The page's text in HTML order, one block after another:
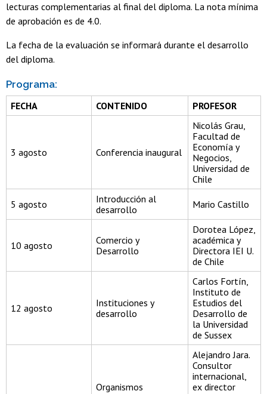
lecturas complementarias al final del diploma. La nota mínima
de aprobación es de 4.0.
La fecha de la evaluación se informará durante el desarrollo
del diploma.
Programa:
FECHA
CONTENIDO PROFESOR
3 agosto Conferencia inaugural
Nicolás Grau,
Facultad de
Economía y
Negocios,
Universidad de
Chile
5 agosto
Introducción al
desarrollo
Mario Castillo
10 agosto
Comercio y
Desarrollo
Dorotea López,
académica y
Directora IEI U.
de Chile
12 agosto
Instituciones y
desarrollo
Carlos Fortín,
Instituto de
Estudios del
Desarrollo de
la Universidad
de Sussex
Organismos
Alejandro Jara.
Consultor
internacional,
ex director